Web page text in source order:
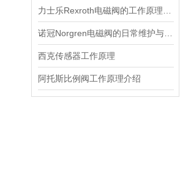
西克传感器工作原理
阿托斯比例阀工作原理介绍